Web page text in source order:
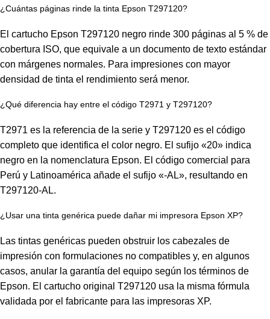
¿Cuántas páginas rinde la tinta Epson T297120?
El cartucho Epson T297120 negro rinde 300 páginas al 5 % de
cobertura ISO, que equivale a un documento de texto estándar
con márgenes normales. Para impresiones con mayor
densidad de tinta el rendimiento será menor.
¿Qué diferencia hay entre el código T2971 y T297120?
T2971 es la referencia de la serie y T297120 es el código
completo que identifica el color negro. El sufijo «20» indica
negro en la nomenclatura Epson. El código comercial para
Perú y Latinoamérica añade el sufijo «-AL», resultando en
T297120-AL.
¿Usar una tinta genérica puede dañar mi impresora Epson XP?
Las tintas genéricas pueden obstruir los cabezales de
impresión con formulaciones no compatibles y, en algunos
casos, anular la garantía del equipo según los términos de
Epson. El cartucho original T297120 usa la misma fórmula
validada por el fabricante para las impresoras XP.